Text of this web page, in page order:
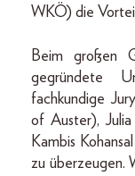
WKÖ) die
Beim großen
gegründete
fachkundige
of Auster),
Kambis
zu überzeugen.